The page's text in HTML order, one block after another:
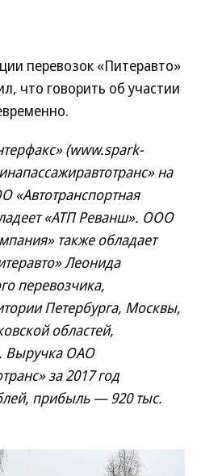
перевозок «Питеравто»
что говорить об участии
(www.spark-
на
«Автотранспортная
«АТП Реванш». ООО
также обладает
Леонида
перевозчика,
Петербурга, Москвы,
областей,
Выручка ОАО
за 2017 год
прибыль — 920 тыс.